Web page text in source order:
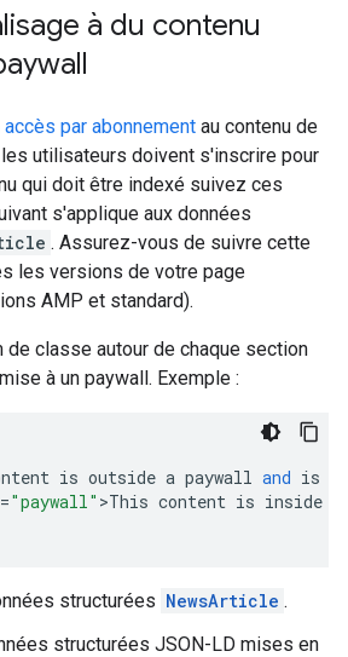
à du contenu
accès par abonnement au contenu de
utilisateurs doivent s'inscrire pour
qui doit être indexé suivez ces
s'applique aux données
. Assurez-vous de suivre cette
les versions de votre page
AMP et standard).
de classe autour de chaque section
à un paywall. Exemple :
is outside a paywall and is
="paywall" >This content is inside
structurées NewsArticle .
structurées JSON-LD mises en